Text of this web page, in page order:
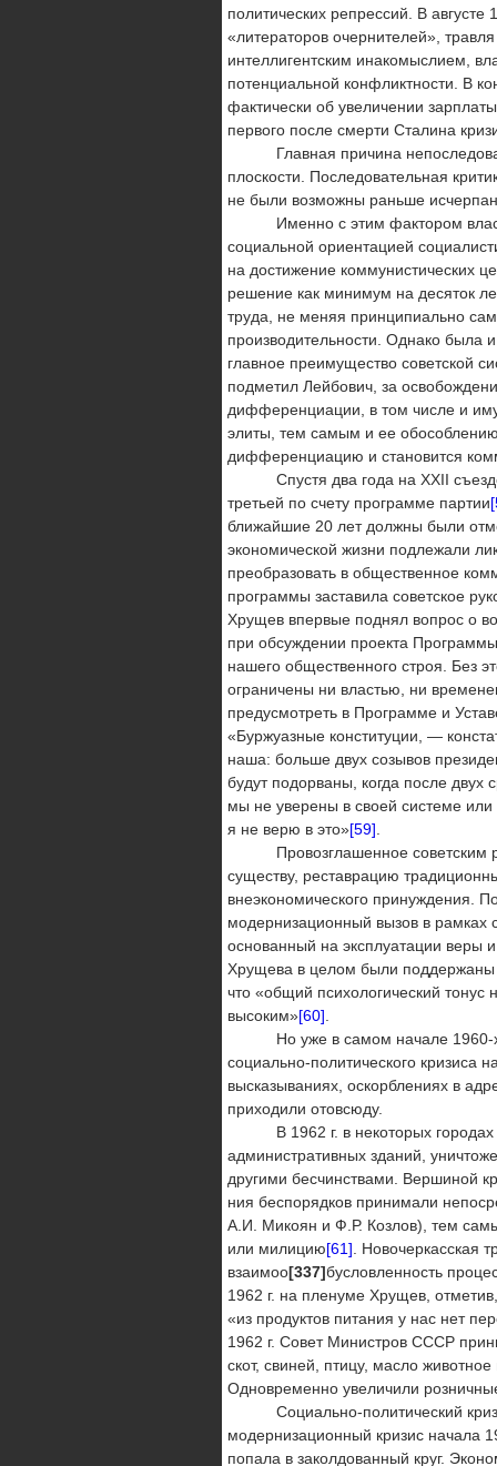
политических репрес­сий. В
«литераторов очернителей»,
интеллигентским инакомыслием,
потенциальной конфликтности. В
фактически об увеличении зарплаты
первого после смерти Сталина
Главная причина
плоскости. Последова­тельная
не были возможны раньше
Именно с этим фактором власть
социальной ориентацией
на достижение коммунистических
решение как минимум на десяток
труда, не меняя прин­ципиально
производительности. Однако была
главное преимущество советской
подметил Лейбович, за
дифференциации, в том числе и
элиты, тем самым и ее
дифференциацию и становится
Спустя два года на ХХII съезде
третьей по счету про­грамме партии
ближайшие 20 лет должны были
экономической жизни подлежали
преобразовать в общественное
программы заставила советское
Хрущев впервые поднял вопрос о
при обсуждении проекта
нашего общественного строя. Без
ограничены ни властью, ни
предусмотреть в Программе и
«Буржуаз­ные конституции, —
наша: больше двух созывов
будут подорваны, когда после
мы не уверены в своей системе
я не верю в это»[59]
Провозглашенное советским
существу, реставрацию
внеэкономического принуждения.
модернизационный вы­зов в рамках
основанный на эксплуатации веры
Хрущева в целом были поддержаны
что «общий психо­логический
высоким»[60]
Но уже в самом начале 1960-х
социально-политического кризиса
высказываниях, оскорблениях в
приходили отовсюду.
В 1962 г. в некоторых городах
административных зданий,
другими бесчинствами. Вершиной
ния беспорядков принимали
А.И. Микоян и Ф.Р. Козлов), тем
или милицию[61] . Новочеркасская
взаимоо[337]бусловленность
1962 г. на пленуме Хрущев,
«из продуктов питания у нас нет
1962 г. Совет Министров СССР
скот, свиней, птицу, масло
Одновременно увеличили
Социально-политический
модернизационный кризис начала
попала в заколдованный круг.